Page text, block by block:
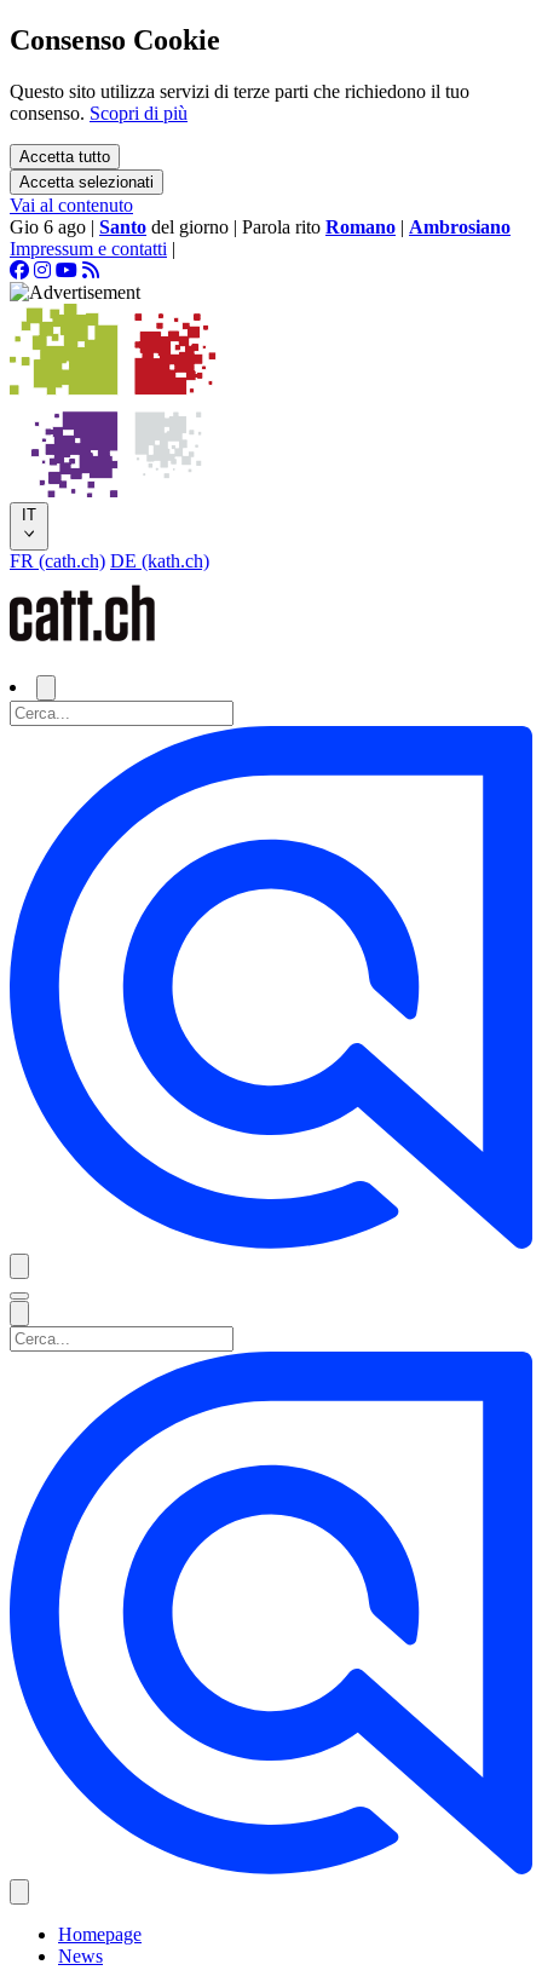
Consenso Cookie
Questo sito utilizza servizi di terze parti che richiedono il tuo
consenso. Scopri di più
Accetta tutto
Accetta selezionati
Vai al contenuto
Gio 6 ago | Santo del giorno | Parola rito Romano | Ambrosiano
Impressum e contatti |
IT
FR (cath.ch) DE (kath.ch)
Homepage
News